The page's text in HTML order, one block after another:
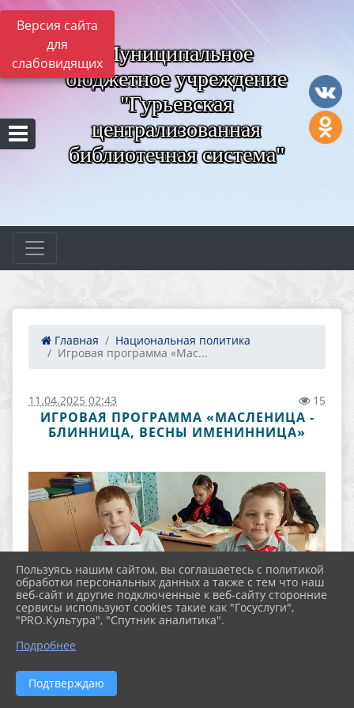
Версия сайта
для
слабовидящих Муниципальное
бюджетное учреждение
"Гурьевская
централизованная
библиотечная система"
Главная
Национальная политика
Игровая программа «Мас...
11.04.2025 02:43 15
ИГРОВАЯ ПРОГРАММА «МАСЛЕНИЦА -
БЛИННИЦА, ВЕСНЫ ИМЕНИННИЦА»
Пользуясь нашим сайтом, вы соглашаетесь с политикой
обработки персональных данных а также с тем что наш
веб-сайт и другие подключенные к веб-сайту сторонние
сервисы используют cookies такие как "Госуслуги",
"PRO.Культура", "Спутник аналитика".
Подробнее
Подтверждаю